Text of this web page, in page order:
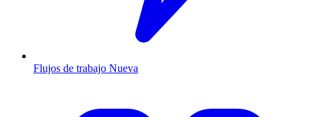
Flujos de trabajo Nueva